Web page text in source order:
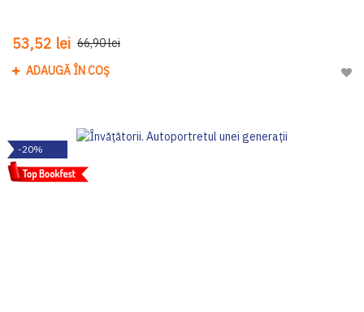
53,52 lei 66,90 lei
ADAUGĂ ÎN COȘ
-20%